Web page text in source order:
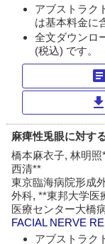
アブストラク
は基本料金に
全文ダウンロ
(税込) です。
article
download
麻痺性兎眼に対す
橋本麻衣子, 林明
西清**
東京臨海病院形成
外科, **東邦大学医
医療センター大橋
FACIAL NERVE
アブストラク